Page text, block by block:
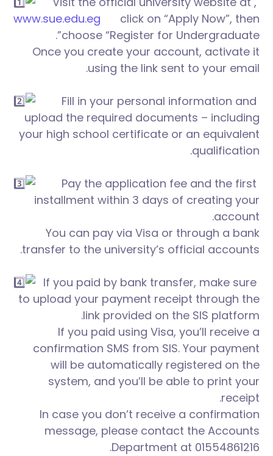
www.sue.edu.eg
click on “Apply Now”, then
choose “Register for Undergraduate”.
Once you create your account, activate it
using the link sent to your email.
Fill in your personal information and
upload the required documents – including
your high school certificate or an equivalent
qualification.
Pay the application fee and the first
installment within 3 days of creating your
account.
You can pay via Visa or through a bank
transfer to the university’s official accounts.
If you paid by bank transfer, make sure
to upload your payment receipt through the
link provided on the SIS platform.
If you paid using Visa, you’ll receive a
confirmation SMS from SIS. Your payment
will be automatically registered on the
system, and you’ll be able to print your
receipt.
In case you don’t receive a confirmation
message, please contact the Accounts
Department at 01554861216.